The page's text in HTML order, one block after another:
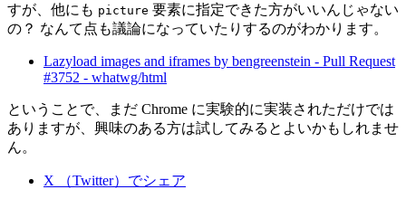
すが、他にも picture 要素に指定できた方がいいんじゃない
の？ なんて点も議論になっていたりするのがわかります。
Lazyload images and iframes by bengreenstein - Pull Request
#3752 - whatwg/html
ということで、まだ Chrome に実験的に実装されただけでは
ありますが、興味のある方は試してみるとよいかもしれませ
ん。
X （Twitter）でシェア